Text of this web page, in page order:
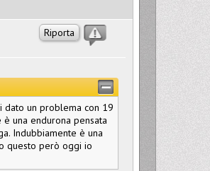
Riporta
dato un problema con 19
una endurona pensata
Indubbiamente è una
questo però oggi io